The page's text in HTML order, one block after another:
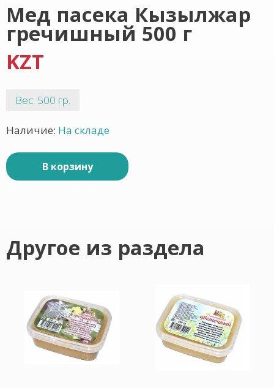
Мед пасека Кызылжар
гречишный 500 г
KZT
Вес: 500 гр.
Наличие: На складе
В корзину
Другое из раздела